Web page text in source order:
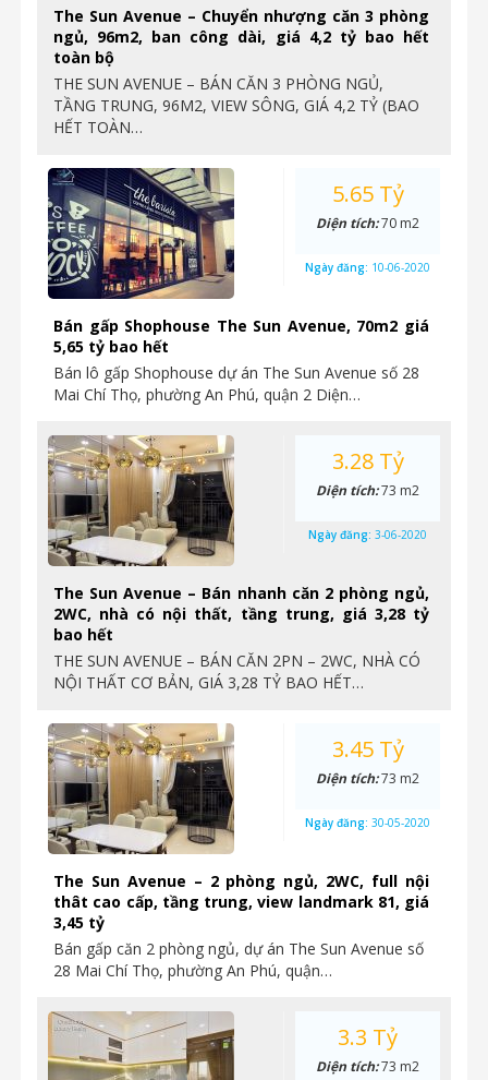
The Sun Avenue – Chuyển nhượng căn 3 phòng
ngủ, 96m2, ban công dài, giá 4,2 tỷ bao hết
toàn bộ
THE SUN AVENUE – BÁN CĂN 3 PHÒNG NGỦ,
TẦNG TRUNG, 96M2, VIEW SÔNG, GIÁ 4,2 TỶ (BAO
HẾT TOÀN…
Bán gấp Shophouse The Sun Avenue, 70m2 giá
5,65 tỷ bao hết
Bán lô gấp Shophouse dự án The Sun Avenue số 28
Mai Chí Thọ, phường An Phú, quận 2 Diện…
5.65 Tỷ
Diện tích:70 m2
Ngày đăng: 10-06-2020
The Sun Avenue – Bán nhanh căn 2 phòng ngủ,
2WC, nhà có nội thất, tầng trung, giá 3,28 tỷ
bao hết
THE SUN AVENUE – BÁN CĂN 2PN – 2WC, NHÀ CÓ
NỘI THẤT CƠ BẢN, GIÁ 3,28 TỶ BAO HẾT…
3.28 Tỷ
Diện tích:73 m2
Ngày đăng: 3-06-2020
The Sun Avenue – 2 phòng ngủ, 2WC, full nội
thât cao cấp, tầng trung, view landmark 81, giá
3,45 tỷ
Bán gấp căn 2 phòng ngủ, dự án The Sun Avenue số
28 Mai Chí Thọ, phường An Phú, quận…
3.45 Tỷ
Diện tích:73 m2
Ngày đăng: 30-05-2020
3.3 Tỷ
Diện tích:73 m2